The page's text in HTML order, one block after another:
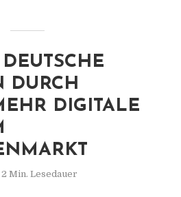
DURCH
DIGITALE
2 Min. Lesedauer